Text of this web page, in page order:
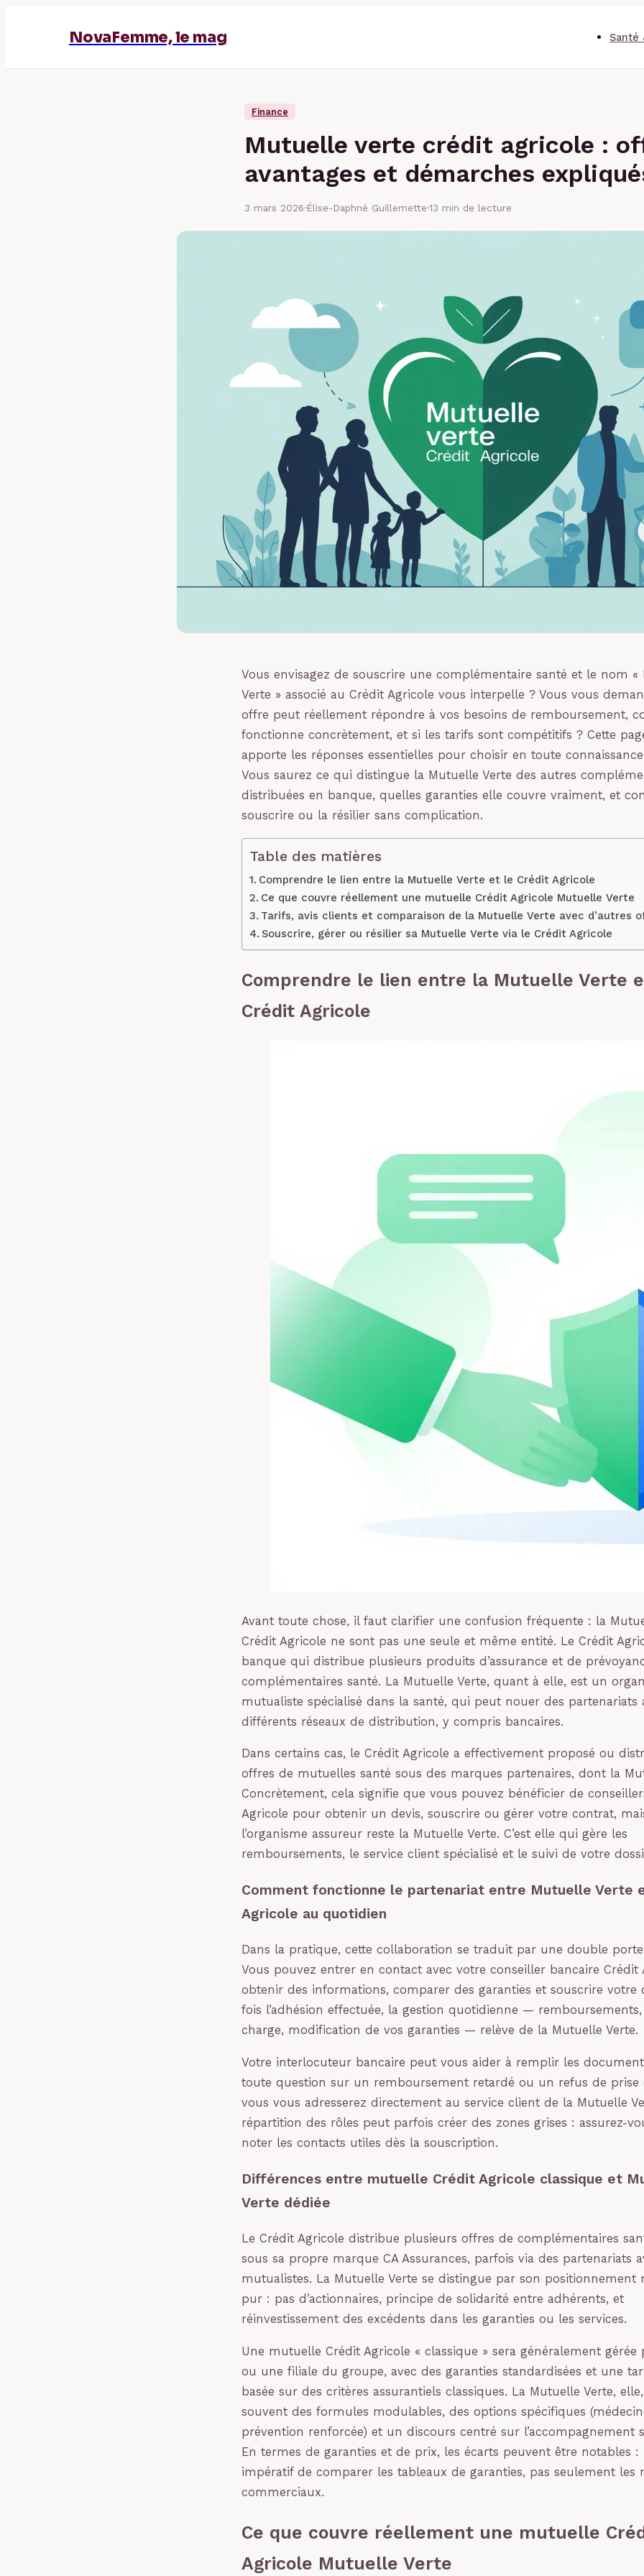
NovaFemme, le mag Santé
Finance
Mutuelle verte crédit agricole :
avantages et démarches
3 mars 2026·Élise-Daphné Guillemette·13 min de lecture
Vous envisagez de souscrire une complémentaire santé et le nom «
Verte » associé au Crédit Agricole vous interpelle ? Vous vous
offre peut réellement répondre à vos besoins de remboursement,
fonctionne concrètement, et si les tarifs sont compétitifs ? Cette
apporte les réponses essentielles pour choisir en toute
Vous saurez ce qui distingue la Mutuelle Verte des autres
distribuées en banque, quelles garanties elle couvre vraiment, et
souscrire ou la résilier sans complication.
Table des matières
Comprendre le lien entre la Mutuelle Verte et le Crédit Agricole
Ce que couvre réellement une mutuelle Crédit Agricole Mutuelle Verte
Tarifs, avis clients et comparaison de la Mutuelle Verte avec d’autres
Souscrire, gérer ou résilier sa Mutuelle Verte via le Crédit Agricole
Comprendre le lien entre la Mutuelle Verte
Crédit Agricole
Avant toute chose, il faut clarifier une confusion fréquente : la
Crédit Agricole ne sont pas une seule et même entité. Le Crédit
banque qui distribue plusieurs produits d’assurance et de
complémentaires santé. La Mutuelle Verte, quant à elle, est un
mutualiste spécialisé dans la santé, qui peut nouer des partenariats
différents réseaux de distribution, y compris bancaires.
Dans certains cas, le Crédit Agricole a effectivement proposé ou
offres de mutuelles santé sous des marques partenaires, dont la
Concrètement, cela signifie que vous pouvez bénéficier de
Agricole pour obtenir un devis, souscrire ou gérer votre contrat,
l’organisme assureur reste la Mutuelle Verte. C’est elle qui gère les
remboursements, le service client spécialisé et le suivi de votre
Comment fonctionne le partenariat entre Mutuelle Verte
Agricole au quotidien
Dans la pratique, cette collaboration se traduit par une double porte
Vous pouvez entrer en contact avec votre conseiller bancaire Crédit
obtenir des informations, comparer des garanties et souscrire votre
fois l’adhésion effectuée, la gestion quotidienne —
charge, modification de vos garanties — relève de la Mutuelle Verte.
Votre interlocuteur bancaire peut vous aider à remplir les
toute question sur un remboursement retardé ou un refus de prise
vous vous adresserez directement au service client de la Mutuelle
répartition des rôles peut parfois créer des zones grises : assurez-
noter les contacts utiles dès la souscription.
Différences entre mutuelle Crédit Agricole classique et
Verte dédiée
Le Crédit Agricole distribue plusieurs offres de complémentaires
sous sa propre marque CA Assurances, parfois via des partenariats
mutualistes. La Mutuelle Verte se distingue par son positionnement
pur : pas d’actionnaires, principe de solidarité entre adhérents, et
réinvestissement des excédents dans les garanties ou les services.
Une mutuelle Crédit Agricole « classique » sera généralement gérée
ou une filiale du groupe, avec des garanties standardisées et une
basée sur des critères assurantiels classiques. La Mutuelle Verte,
souvent des formules modulables, des options spécifiques
prévention renforcée) et un discours centré sur l’accompagnement
En termes de garanties et de prix, les écarts peuvent être notables :
impératif de comparer les tableaux de garanties, pas seulement les
commerciaux.
Ce que couvre réellement une mutuelle
Agricole Mutuelle Verte